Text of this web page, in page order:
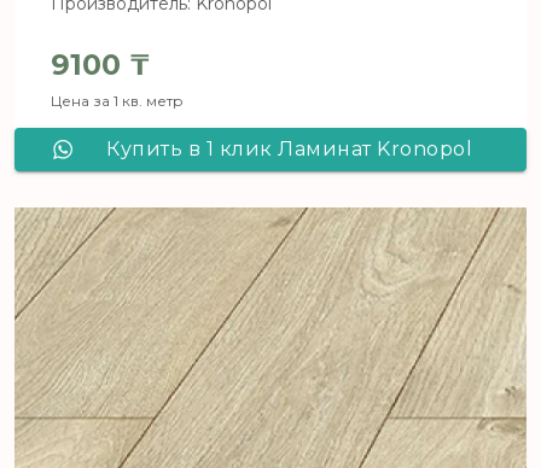
9100 ₸
Цена за 1 кв. метр
Купить в 1 клик Ламинат Kronopol
Рубен